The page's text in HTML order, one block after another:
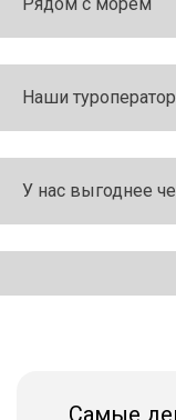
Наши
У нас выгоднее
Самые